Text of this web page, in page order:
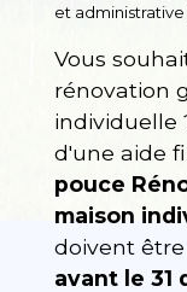
et
Vous
rénovation
individuelle
d'une aide
pouce
maison
doivent
avant le 31